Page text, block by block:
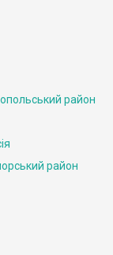
район
район